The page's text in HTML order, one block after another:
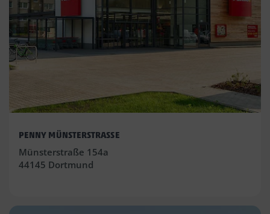
PENNY MÜNSTERSTRASSE
Münsterstraße 154a
44145 Dortmund